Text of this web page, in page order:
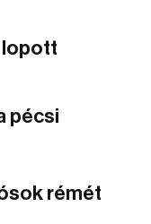
lopott
pécsi
rémét